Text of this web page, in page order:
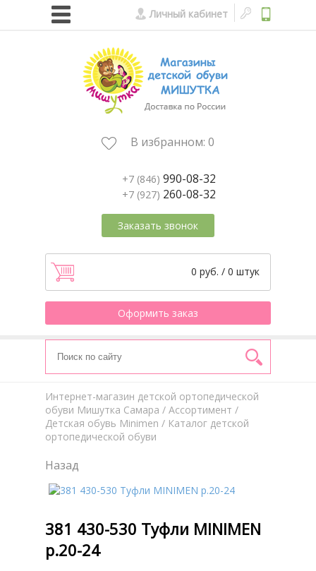
Личный кабинет
В избранном: 0
+7 (846) 990-08-32
+7 (927) 260-08-32
Заказать звонок
0 руб. / 0 штук
Оформить заказ
Интернет-магазин детской ортопедической
обуви Мишутка Самара / Aссортимент /
Детская обувь Minimen / Каталог детской
ортопедической обуви
Назад
381 430-530 Туфли MINIMEN
р.20-24